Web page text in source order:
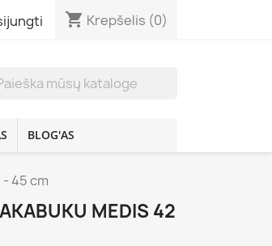
shopping_cart Krepšelis (0)
BLOG'AS
45 cm
MEDIS 42